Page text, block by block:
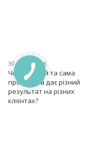
30 липня 2026
Чому одна й та сама
процедура дає різний
результат на різних
клієнтах?